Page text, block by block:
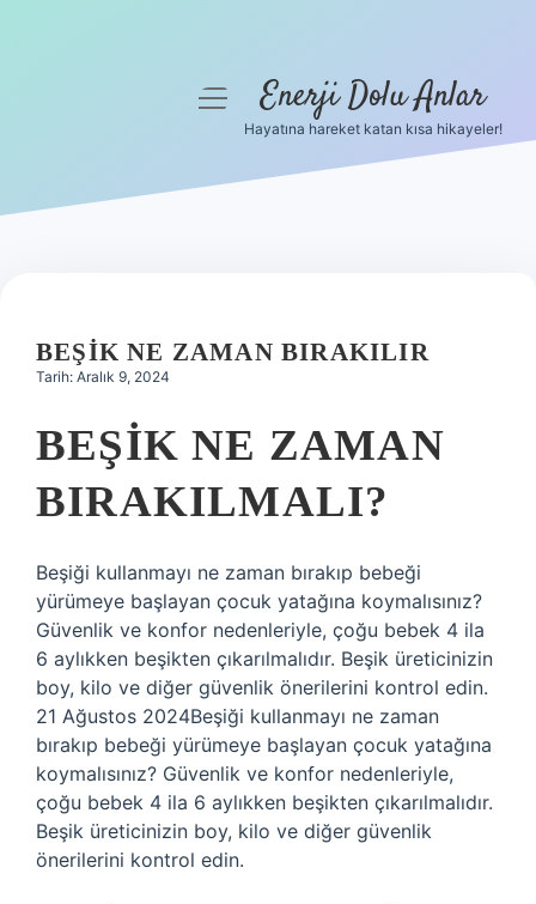
Hakkımızda
menüyüEnerji Dolu Anlar
Hayatına hareket katan kısa hikayeler!
BEŞIK NE ZAMAN BIRAKILIR
Tarih: Aralık 9, 2024
BEŞIK NE ZAMAN
BIRAKILMALI?
Beşiği kullanmayı ne zaman bırakıp bebeği
yürümeye başlayan çocuk yatağına koymalısınız?
Güvenlik ve konfor nedenleriyle, çoğu bebek 4 ila
6 aylıkken beşikten çıkarılmalıdır. Beşik üreticinizin
boy, kilo ve diğer güvenlik önerilerini kontrol edin.
21 Ağustos 2024Beşiği kullanmayı ne zaman
bırakıp bebeği yürümeye başlayan çocuk yatağına
koymalısınız? Güvenlik ve konfor nedenleriyle,
çoğu bebek 4 ila 6 aylıkken beşikten çıkarılmalıdır.
Beşik üreticinizin boy, kilo ve diğer güvenlik
önerilerini kontrol edin.